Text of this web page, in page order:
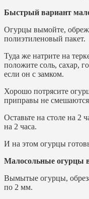
Быстрый вариант
Огурцы вымойте,
полиэтиленовый пакет.
Туда же натрите на
положите соль, сахар,
если он с замком.
Хорошо потрясите
приправы не
Оставьте на столе на 2
на 2 часа.
И на этом огурцы
Малосольные огурцы
Вымытые огурцы,
по 2 мм.